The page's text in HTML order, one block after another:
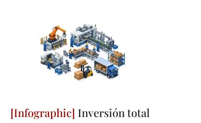
Inversión total